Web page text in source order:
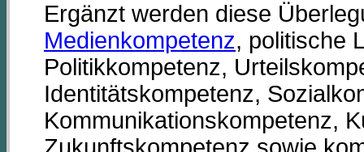
Ergänzt werden diese
Medienkompetenz, politische
Politikkompetenz,
Identitätskompetenz,
Kommunikationskompetenz,